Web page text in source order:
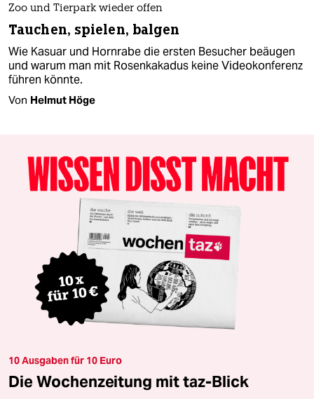
Zoo und Tierpark wieder offen
Tauchen, spielen, balgen
Wie Kasuar und Hornrabe die ersten Besucher beäugen
und warum man mit Rosenkakadus keine Videokonferenz
führen könnte.
Von Helmut Höge
10 Ausgaben für 10 Euro
Die Wochenzeitung mit taz-Blick